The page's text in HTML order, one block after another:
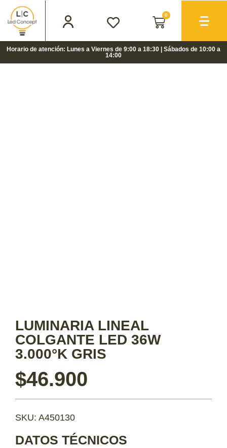
0
Horario de atención: Lunes a Viernes de 9:00 a 18:30 | Sábados de 10:00 a
14:00
LUMINARIA LINEAL
COLGANTE LED 36W
3.000°K GRIS
$46.900
SKU: A450130
DATOS TÉCNICOS